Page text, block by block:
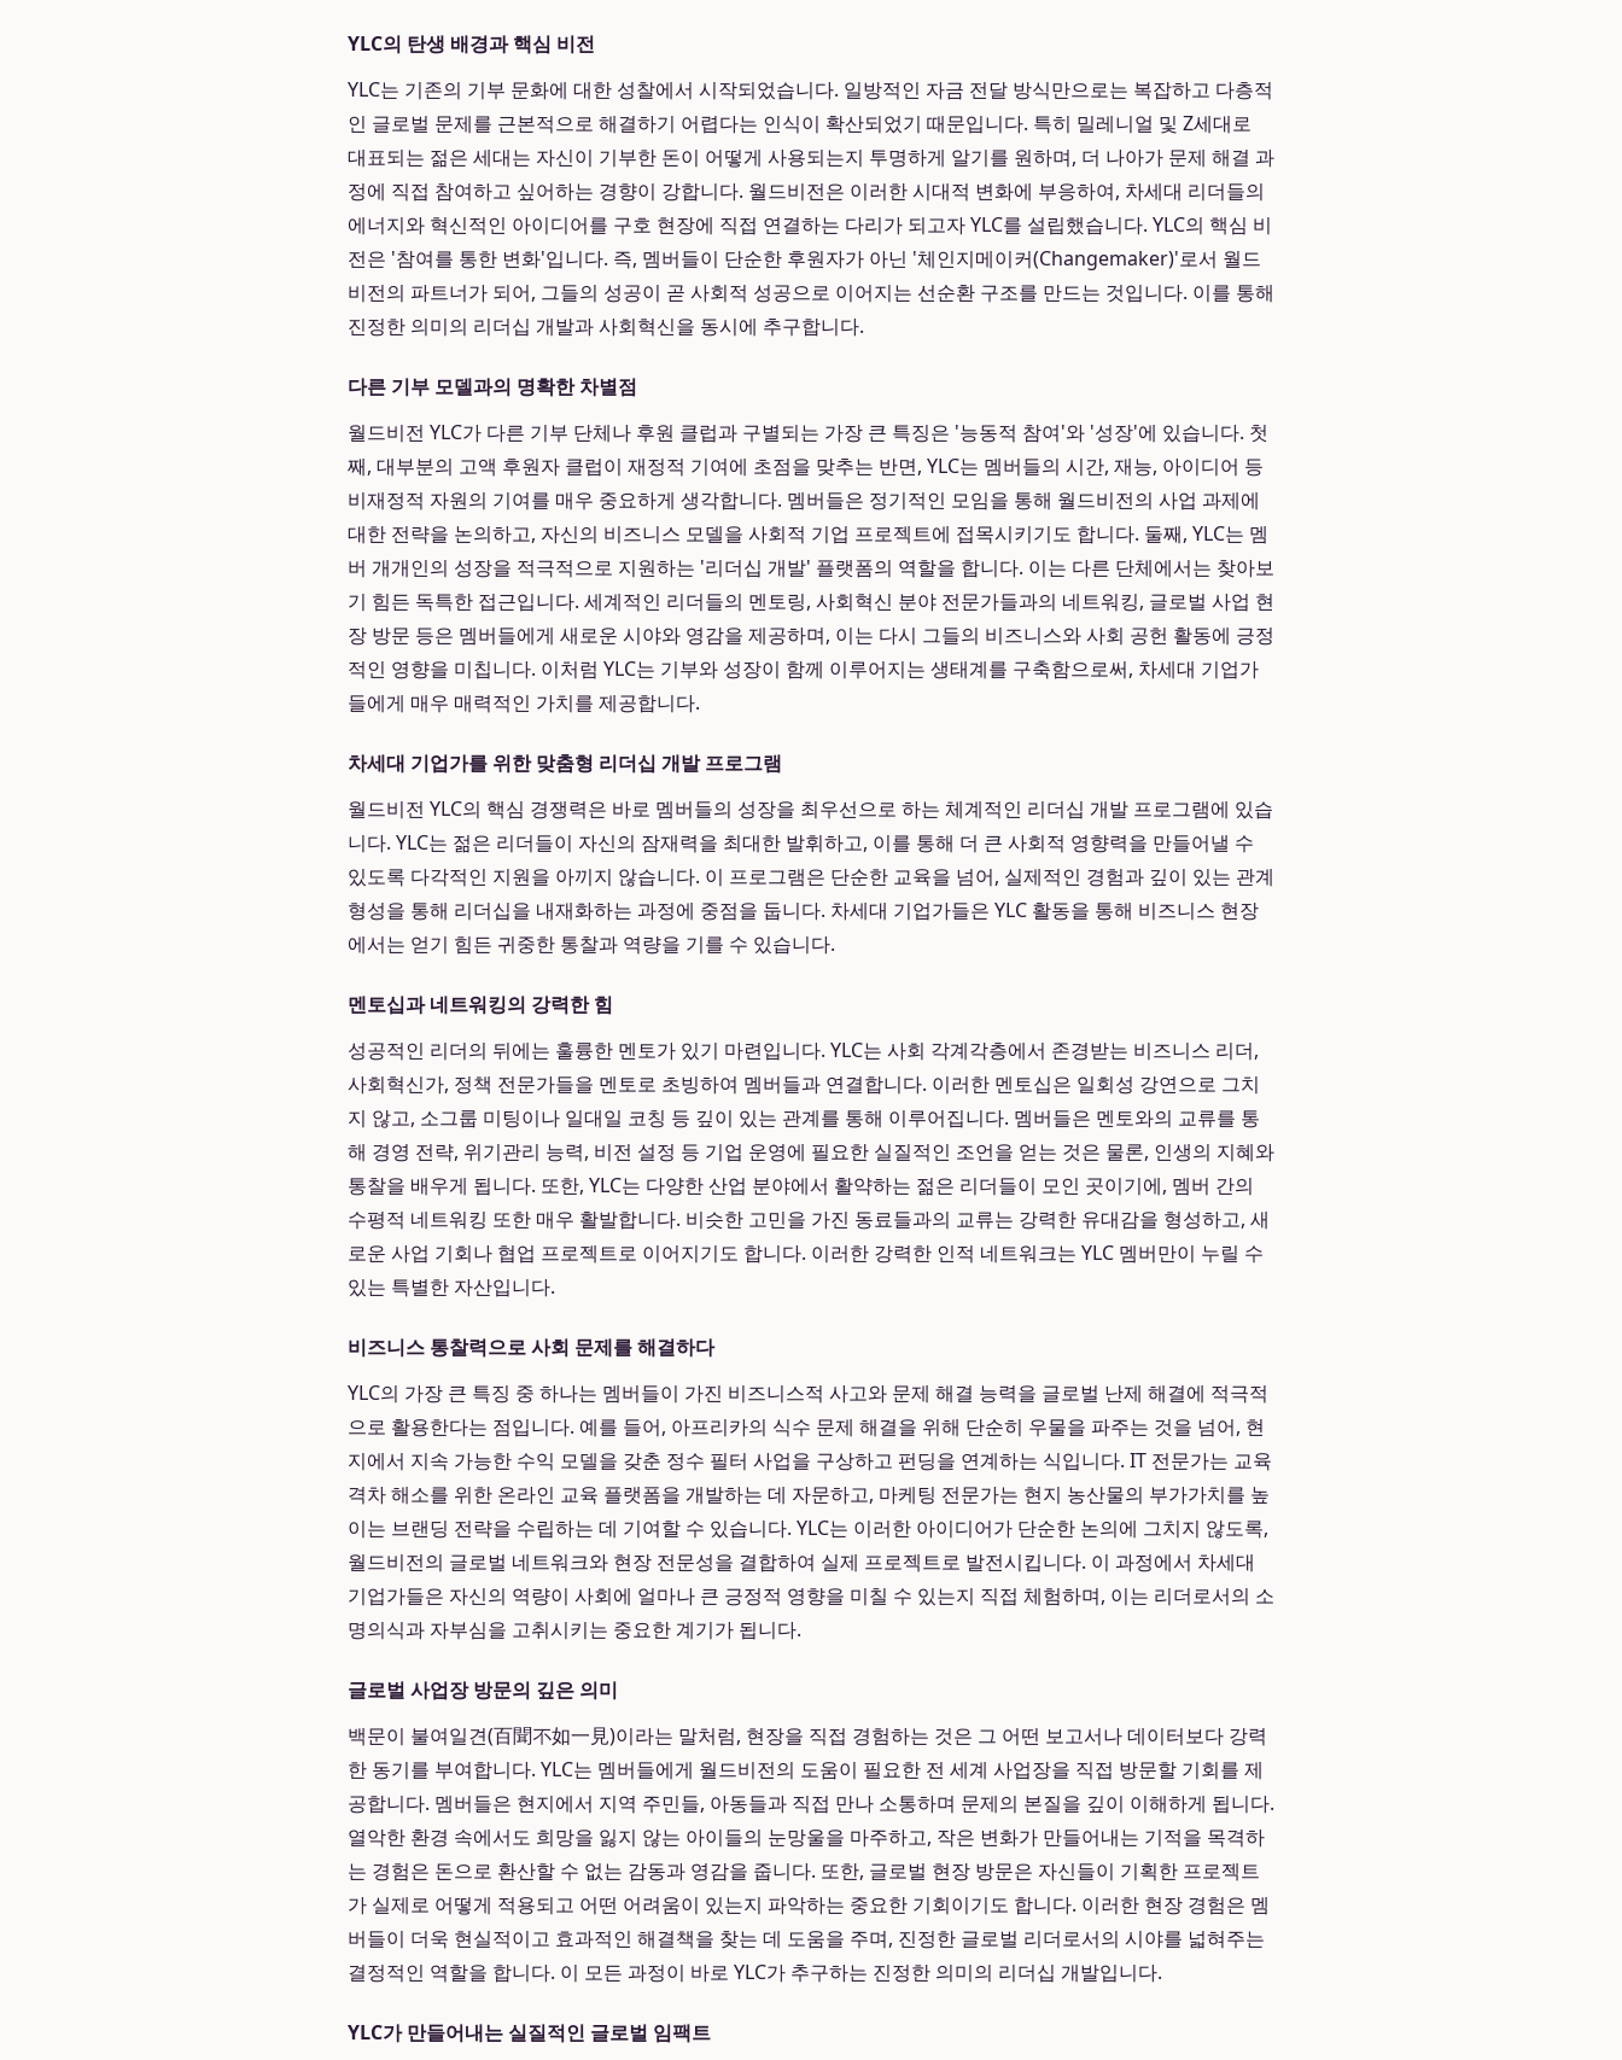
YLC의 탄생 배경과 핵심 비전
YLC는 기존의 기부 문화에 대한 성찰에서 시작되었습니다. 일방적인 자금 전달 방식만으로는 복잡하고 다층적
인 글로벌 문제를 근본적으로 해결하기 어렵다는 인식이 확산되었기 때문입니다. 특히 밀레니얼 및 Z세대로
대표되는 젊은 세대는 자신이 기부한 돈이 어떻게 사용되는지 투명하게 알기를 원하며, 더 나아가 문제 해결 과
정에 직접 참여하고 싶어하는 경향이 강합니다. 월드비전은 이러한 시대적 변화에 부응하여, 차세대 리더들의
에너지와 혁신적인 아이디어를 구호 현장에 직접 연결하는 다리가 되고자 YLC를 설립했습니다. YLC의 핵심 비
전은 '참여를 통한 변화'입니다. 즉, 멤버들이 단순한 후원자가 아닌 '체인지메이커(Changemaker)'로서 월드
비전의 파트너가 되어, 그들의 성공이 곧 사회적 성공으로 이어지는 선순환 구조를 만드는 것입니다. 이를 통해
진정한 의미의 리더십 개발과 사회혁신을 동시에 추구합니다.
다른 기부 모델과의 명확한 차별점
월드비전 YLC가 다른 기부 단체나 후원 클럽과 구별되는 가장 큰 특징은 '능동적 참여'와 '성장'에 있습니다. 첫
째, 대부분의 고액 후원자 클럽이 재정적 기여에 초점을 맞추는 반면, YLC는 멤버들의 시간, 재능, 아이디어 등
비재정적 자원의 기여를 매우 중요하게 생각합니다. 멤버들은 정기적인 모임을 통해 월드비전의 사업 과제에
대한 전략을 논의하고, 자신의 비즈니스 모델을 사회적 기업 프로젝트에 접목시키기도 합니다. 둘째, YLC는 멤
버 개개인의 성장을 적극적으로 지원하는 '리더십 개발' 플랫폼의 역할을 합니다. 이는 다른 단체에서는 찾아보
기 힘든 독특한 접근입니다. 세계적인 리더들의 멘토링, 사회혁신 분야 전문가들과의 네트워킹, 글로벌 사업 현
장 방문 등은 멤버들에게 새로운 시야와 영감을 제공하며, 이는 다시 그들의 비즈니스와 사회 공헌 활동에 긍정
적인 영향을 미칩니다. 이처럼 YLC는 기부와 성장이 함께 이루어지는 생태계를 구축함으로써, 차세대 기업가
들에게 매우 매력적인 가치를 제공합니다.
차세대 기업가를 위한 맞춤형 리더십 개발 프로그램
월드비전 YLC의 핵심 경쟁력은 바로 멤버들의 성장을 최우선으로 하는 체계적인 리더십 개발 프로그램에 있습
니다. YLC는 젊은 리더들이 자신의 잠재력을 최대한 발휘하고, 이를 통해 더 큰 사회적 영향력을 만들어낼 수
있도록 다각적인 지원을 아끼지 않습니다. 이 프로그램은 단순한 교육을 넘어, 실제적인 경험과 깊이 있는 관계
형성을 통해 리더십을 내재화하는 과정에 중점을 둡니다. 차세대 기업가들은 YLC 활동을 통해 비즈니스 현장
에서는 얻기 힘든 귀중한 통찰과 역량을 기를 수 있습니다.
멘토십과 네트워킹의 강력한 힘
성공적인 리더의 뒤에는 훌륭한 멘토가 있기 마련입니다. YLC는 사회 각계각층에서 존경받는 비즈니스 리더,
사회혁신가, 정책 전문가들을 멘토로 초빙하여 멤버들과 연결합니다. 이러한 멘토십은 일회성 강연으로 그치
지 않고, 소그룹 미팅이나 일대일 코칭 등 깊이 있는 관계를 통해 이루어집니다. 멤버들은 멘토와의 교류를 통
해 경영 전략, 위기관리 능력, 비전 설정 등 기업 운영에 필요한 실질적인 조언을 얻는 것은 물론, 인생의 지혜와
통찰을 배우게 됩니다. 또한, YLC는 다양한 산업 분야에서 활약하는 젊은 리더들이 모인 곳이기에, 멤버 간의
수평적 네트워킹 또한 매우 활발합니다. 비슷한 고민을 가진 동료들과의 교류는 강력한 유대감을 형성하고, 새
로운 사업 기회나 협업 프로젝트로 이어지기도 합니다. 이러한 강력한 인적 네트워크는 YLC 멤버만이 누릴 수
있는 특별한 자산입니다.
비즈니스 통찰력으로 사회 문제를 해결하다
YLC의 가장 큰 특징 중 하나는 멤버들이 가진 비즈니스적 사고와 문제 해결 능력을 글로벌 난제 해결에 적극적
으로 활용한다는 점입니다. 예를 들어, 아프리카의 식수 문제 해결을 위해 단순히 우물을 파주는 것을 넘어, 현
지에서 지속 가능한 수익 모델을 갖춘 정수 필터 사업을 구상하고 펀딩을 연계하는 식입니다. IT 전문가는 교육
격차 해소를 위한 온라인 교육 플랫폼을 개발하는 데 자문하고, 마케팅 전문가는 현지 농산물의 부가가치를 높
이는 브랜딩 전략을 수립하는 데 기여할 수 있습니다. YLC는 이러한 아이디어가 단순한 논의에 그치지 않도록,
월드비전의 글로벌 네트워크와 현장 전문성을 결합하여 실제 프로젝트로 발전시킵니다. 이 과정에서 차세대
기업가들은 자신의 역량이 사회에 얼마나 큰 긍정적 영향을 미칠 수 있는지 직접 체험하며, 이는 리더로서의 소
명의식과 자부심을 고취시키는 중요한 계기가 됩니다.
글로벌 사업장 방문의 깊은 의미
백문이 불여일견(百聞不如一見)이라는 말처럼, 현장을 직접 경험하는 것은 그 어떤 보고서나 데이터보다 강력
한 동기를 부여합니다. YLC는 멤버들에게 월드비전의 도움이 필요한 전 세계 사업장을 직접 방문할 기회를 제
공합니다. 멤버들은 현지에서 지역 주민들, 아동들과 직접 만나 소통하며 문제의 본질을 깊이 이해하게 됩니다.
열악한 환경 속에서도 희망을 잃지 않는 아이들의 눈망울을 마주하고, 작은 변화가 만들어내는 기적을 목격하
는 경험은 돈으로 환산할 수 없는 감동과 영감을 줍니다. 또한, 글로벌 현장 방문은 자신들이 기획한 프로젝트
가 실제로 어떻게 적용되고 어떤 어려움이 있는지 파악하는 중요한 기회이기도 합니다. 이러한 현장 경험은 멤
버들이 더욱 현실적이고 효과적인 해결책을 찾는 데 도움을 주며, 진정한 글로벌 리더로서의 시야를 넓혀주는
결정적인 역할을 합니다. 이 모든 과정이 바로 YLC가 추구하는 진정한 의미의 리더십 개발입니다.
YLC가 만들어내는 실질적인 글로벌 임팩트